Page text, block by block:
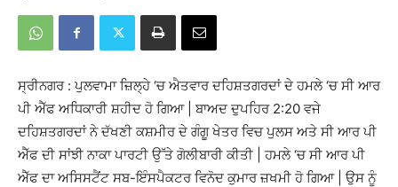
ਸ੍ਰੀਨਗਰ : ਪੁਲਵਾਮਾ ਜ਼ਿਲ੍ਹੇ ‘ਚ ਐਤਵਾਰ ਦਹਿਸ਼ਤਗਰਦਾਂ ਦੇ ਹਮਲੇ ‘ਚ ਸੀ ਆਰ
ਪੀ ਐੱਫ ਅਧਿਕਾਰੀ ਸ਼ਹੀਦ ਹੋ ਗਿਆ | ਬਾਅਦ ਦੁਪਹਿਰ 2:20 ਵਜੇ
ਦਹਿਸ਼ਤਗਰਦਾਂ ਨੇ ਦੱਖਣੀ ਕਸ਼ਮੀਰ ਦੇ ਗੰਗੂ ਖੇਤਰ ਵਿਚ ਪੁਲਸ ਅਤੇ ਸੀ ਆਰ ਪੀ
ਐੱਫ ਦੀ ਸਾਂਝੀ ਨਾਕਾ ਪਾਰਟੀ ਉੱਤੇ ਗੋਲੀਬਾਰੀ ਕੀਤੀ | ਹਮਲੇ ‘ਚ ਸੀ ਆਰ ਪੀ
ਐੱਫ ਦਾ ਅਸਿਸਟੈਂਟ ਸਬ-ਇੰਸਪੈਕਟਰ ਵਿਨੋਦ ਕੁਮਾਰ ਜ਼ਖਮੀ ਹੋ ਗਿਆ | ਉਸ ਨੂੰ